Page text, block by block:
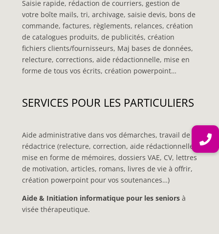
Saisie rapide, rédaction de courriers, gestion de
votre boîte mails, tri, archivage, saisie devis, bons de
commande, factures, règlements, relances, création
de catalogues produits, de publicités, création
fichiers clients/fournisseurs, Maj bases de données,
relecture, corrections, aide rédactionnelle, mise en
forme de tous vos écrits, création powerpoint…
SERVICES POUR LES PARTICULIERS
Aide administrative dans vos démarches, travail de
rédactrice (relecture, correction, aide rédactionnelle,
mise en forme de mémoires, dossiers VAE, CV, lettres
de motivation, articles, romans, livres de vie à offrir,
création powerpoint pour vos soutenances…)
Aide & Initiation informatique pour les seniorsà
visée thérapeutique.